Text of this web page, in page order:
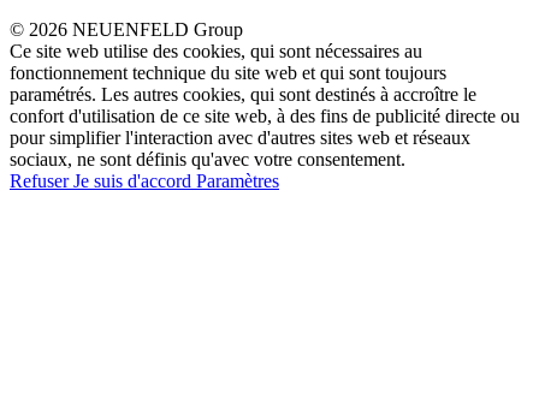
© 2026 NEUENFELD Group
Ce site web utilise des cookies, qui sont nécessaires au
fonctionnement technique du site web et qui sont toujours
paramétrés. Les autres cookies, qui sont destinés à accroître le
confort d'utilisation de ce site web, à des fins de publicité directe ou
pour simplifier l'interaction avec d'autres sites web et réseaux
sociaux, ne sont définis qu'avec votre consentement.
RefuserJe suis d'accord Paramètres